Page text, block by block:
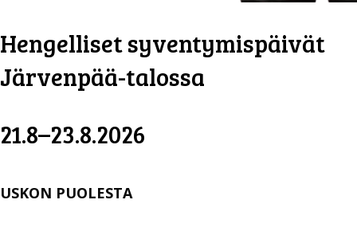
Hengelliset syventymispäivät
Järvenpää-talossa
21.8–23.8.2026
USKON PUOLESTA